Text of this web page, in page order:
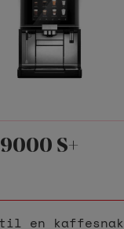
til en kaffesnak
S+